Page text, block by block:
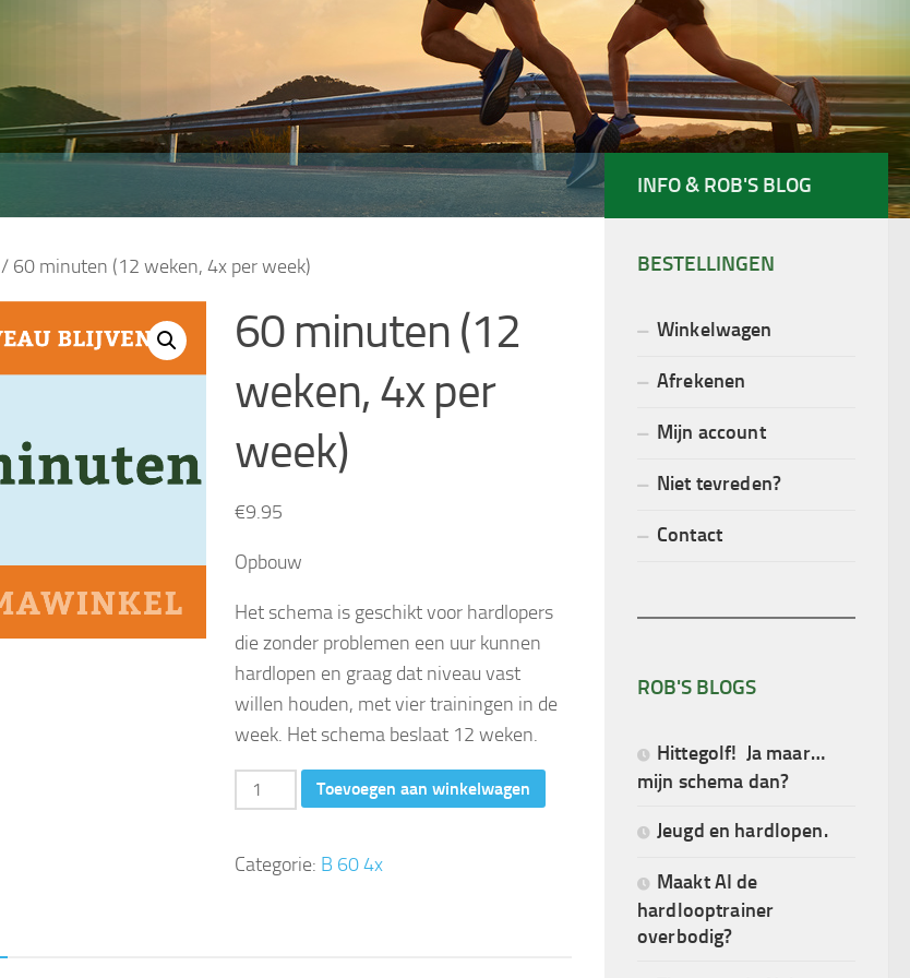
/ 60 minuten (12 weken, 4x per week)
60 minuten (12
weken, 4x per
week)
€9.95
Opbouw
Het schema is geschikt voor hardlopers
die zonder problemen een uur kunnen
hardlopen en graag dat niveau vast
willen houden, met vier trainingen in de
week. Het schema beslaat 12 weken.
minuten
weken,
Toevoegen aan winkelwagen
Categorie: B 60 4x
INFO & ROB'S BLOG
BESTELLINGEN
Winkelwagen
Afrekenen
Mijn account
Niet tevreden?
Contact
ROB'S BLOGS
Hittegolf! Ja maar…
mijn schema dan?
Jeugd en hardlopen.
Maakt AI de
hardlooptrainer
overbodig?